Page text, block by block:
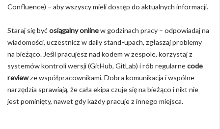
Confluence) – aby wszyscy mieli dostęp do aktualnych informacji.
Staraj się być osiągalny onlinew godzinach pracy – odpowiadaj na
wiadomości, uczestnicz w daily stand-upach, zgłaszaj problemy
na bieżąco. Jeśli pracujesz nad kodem w zespole, korzystaj z
systemów kontroli wersji (GitHub, GitLab) i rób regularnecode
reviewze współpracownikami. Dobra komunikacja i wspólne
narzędzia sprawiają, że cała ekipa czuje się na bieżąco i nikt nie
jest pominięty, nawet gdy każdy pracuje z innego miejsca.